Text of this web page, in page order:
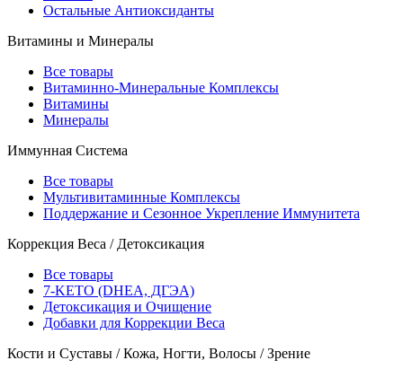
Остальные Антиоксиданты
Витамины и Минералы
Все товары
Витаминно-Минеральные Комплексы
Витамины
Минералы
Иммунная Система
Все товары
Мультивитаминные Комплексы
Поддержание и Сезонное Укрепление Иммунитета
Коррекция Веса / Детоксикация
Все товары
7-KETO (DHEA, ДГЭА)
Детоксикация и Очищение
Добавки для Коррекции Веса
Кости и Суставы / Кожа, Ногти, Волосы / Зрение